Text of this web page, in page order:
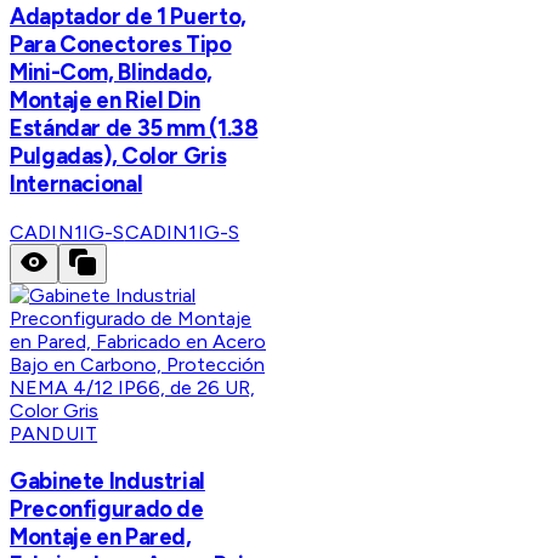
Adaptador de 1 Puerto,
Para Conectores Tipo
Mini-Com, Blindado,
Montaje en Riel Din
Estándar de 35 mm (1.38
Pulgadas), Color Gris
Internacional
CADIN1IG-SCADIN1IG-S
PANDUIT
Gabinete Industrial
Preconfigurado de
Montaje en Pared,